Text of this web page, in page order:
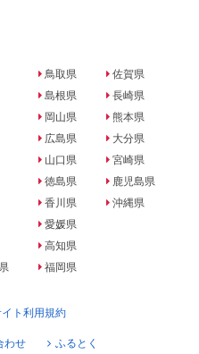
鳥取県
島根県
岡山県
広島県
山口県
徳島県
香川県
愛媛県
高知県
福岡県
佐賀県
長崎県
熊本県
大分県
宮崎県
鹿児島県
沖縄県
ト利用規約
わせ ふるとく